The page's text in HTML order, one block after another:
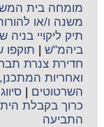
מומחה בית
משנה ו/או
תיק ליקויי
ביהמ"ש | תוקפו
חדירת צנרת
ואחריות
השרטוטים |
כרוך בקבלת
התביעה